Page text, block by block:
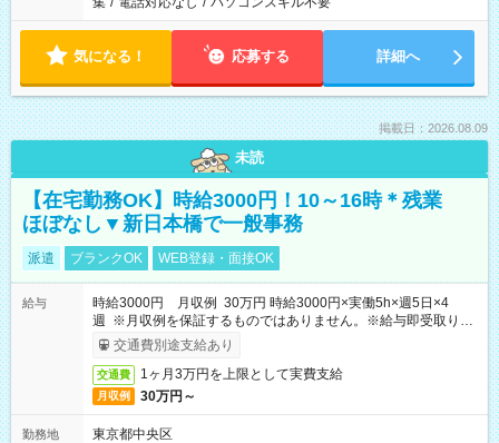
気になる！ 応募する 詳細へ
掲載日：2026.08.09
未読
【在宅勤務OK】時給3000円！10～16時＊残業
ほぼなし▼新日本橋で一般事務
派遣 ブランクOK WEB登録・面接OK
給与
時給3000円 月収例 30万円 時給3000円×実働5h×週5日×4
週 ※月収例を保証するものではありません。※給与即受取りサ
ービス利用可（利用条件有）
交通費別途支給あり
交通費 1ヶ月3万円を上限として実費支給
月収例 30万円～
勤務地
東京都中央区